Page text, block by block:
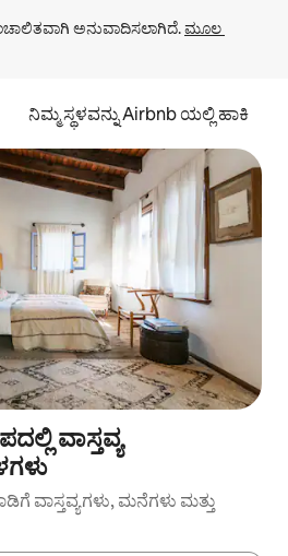
ಅನುವಾದಿಸಲಾಗಿದೆ. ಮೂಲ
ನಿಮ್ಮ ಸ್ಥಳವನ್ನು Airbnb ಯಲ್ಲಿ ಹಾಕಿ
ವಾಸ್ತವ್ಯ
ವಾಸ್ತವ್ಯಗಳು, ಮನೆಗಳು ಮತ್ತು